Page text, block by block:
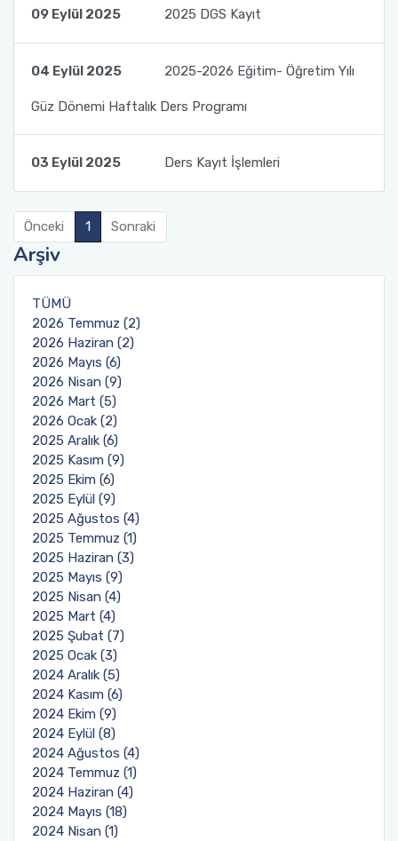
09 Eylül 2025 2025 DGS Kayıt
04 Eylül 2025 2025-2026 Eğitim- Öğretim Yılı
Güz Dönemi Haftalık Ders Programı
03 Eylül 2025 Ders Kayıt İşlemleri
Önceki 1 Sonraki
Arşiv
TÜMÜ
2026 Temmuz (2)
2026 Haziran (2)
2026 Mayıs (6)
2026 Nisan (9)
2026 Mart (5)
2026 Ocak (2)
2025 Aralık (6)
2025 Kasım (9)
2025 Ekim (6)
2025 Eylül (9)
2025 Ağustos (4)
2025 Temmuz (1)
2025 Haziran (3)
2025 Mayıs (9)
2025 Nisan (4)
2025 Mart (4)
2025 Şubat (7)
2025 Ocak (3)
2024 Aralık (5)
2024 Kasım (6)
2024 Ekim (9)
2024 Eylül (8)
2024 Ağustos (4)
2024 Temmuz (1)
2024 Haziran (4)
2024 Mayıs (18)
2024 Nisan (1)
Sosyal Komite Komisyonu
Stratejik Planlama Komisyonu
Ulusal/ Uluslararası İlişkiler Koordinatörlüğü
Yemin Töreni Komisyonu